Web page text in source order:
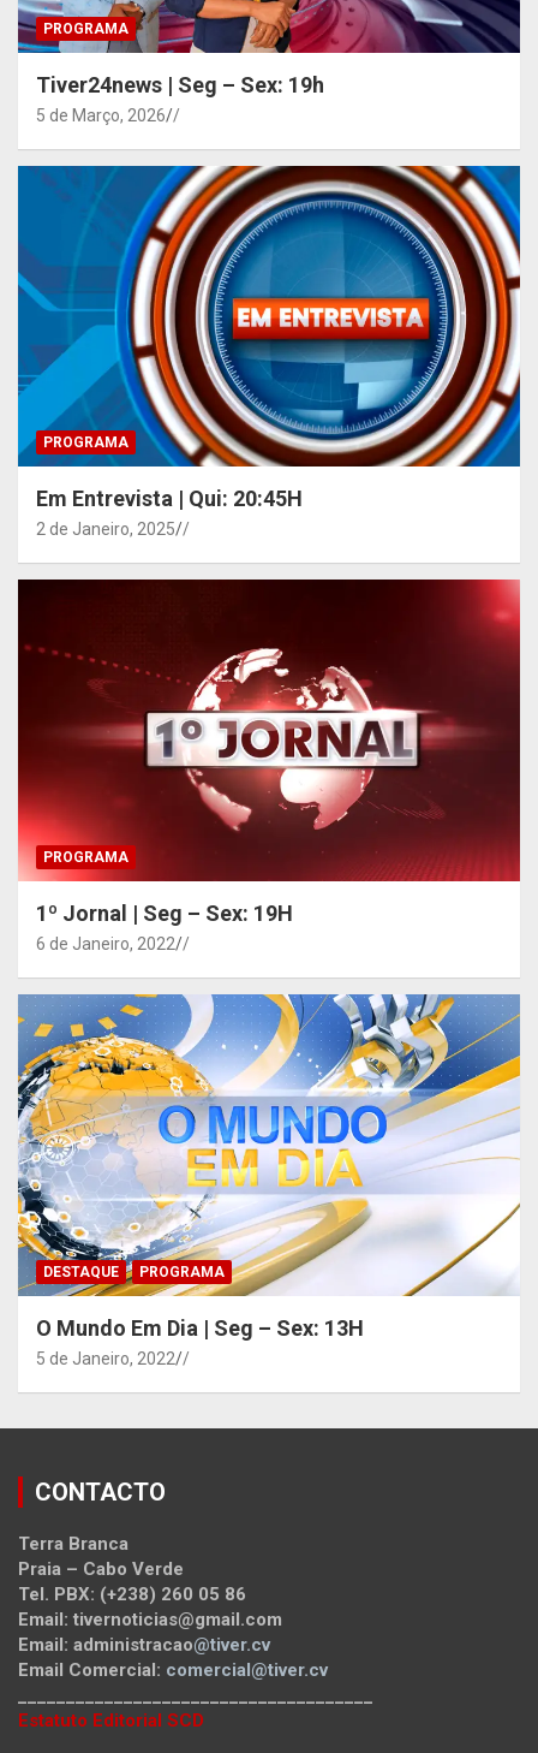
PROGRAMA
Tiver24news | Seg – Sex: 19h
5 de Março, 2026 /
PROGRAMA
Em Entrevista | Qui: 20:45H
2 de Janeiro, 2025 /
PROGRAMA
1º Jornal | Seg – Sex: 19H
6 de Janeiro, 2022 /
DESTAQUE PROGRAMA
O Mundo Em Dia | Seg – Sex: 13H
5 de Janeiro, 2022 /
CONTACTO
Terra Branca
Praia – Cabo Verde
Tel. PBX: (+238) 260 05 86
Email: tivernoticias@gmail.com
Email: administracao@tiver.cv
Email Comercial: comercial@tiver.cv
Estatuto Editorial SCD